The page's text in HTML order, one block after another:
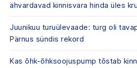
ähvardavad kinnisvara hinda üles
Juunikuu turuülevaade: turg oli
Pärnus sündis rekord
Kas õhk-õhksoojuspump tõstab